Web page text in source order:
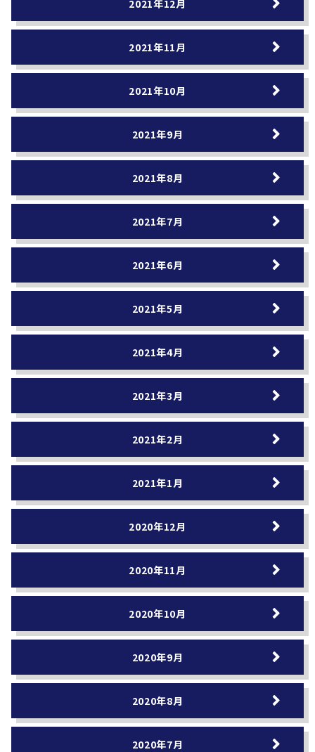
2021年12月
2021年11月
2021年10月
2021年9月
2021年8月
2021年7月
2021年6月
2021年5月
2021年4月
2021年3月
2021年2月
2021年1月
2020年12月
2020年11月
2020年10月
2020年9月
2020年8月
2020年7月